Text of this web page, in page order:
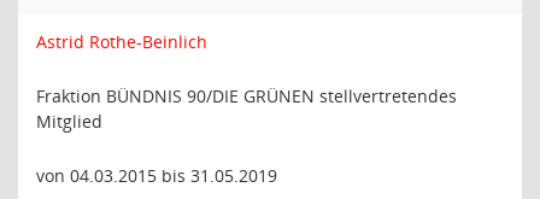
Astrid Rothe-Beinlich
Fraktion BÜNDNIS 90/DIE GRÜNEN stellvertretendes
Mitglied
von 04.03.2015 bis 31.05.2019